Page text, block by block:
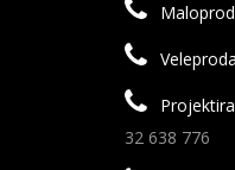
32 638 776